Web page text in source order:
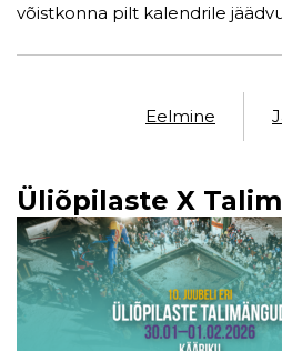
Üliõpilaste X
võistkonna pilt kalendrile
Eelmine